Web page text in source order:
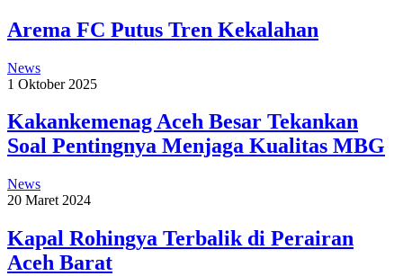
Arema FC Putus Tren Kekalahan
News
1 Oktober 2025
Kakankemenag Aceh Besar Tekankan
Soal Pentingnya Menjaga Kualitas MBG
News
20 Maret 2024
Kapal Rohingya Terbalik di Perairan
Aceh Barat